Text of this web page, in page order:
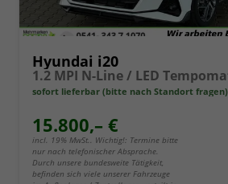
Hyundai i20
sofort lieferbar (bitte nach Standort fragen)
15.800,– €
incl. 19% MwSt.. Wichtig!: Termine bitte
nur nach telefonischer Absprache.
Durch unsere bundesweite Tätigkeit,
befinden sich viele unserer Fahrzeuge